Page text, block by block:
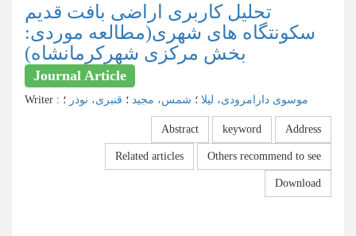
تحلیل کاربری اراضی بافت قدیم
سکونتگاه های شهری(مطالعه موردی:
بخش مرکزی شهرکرمانشاه)
Journal Article
Writer : موسوی دارامرودی، لیلا ؛ شمس، مجید ؛ قنبری، نوذر ؛
Abstract keyword Address
Related articles Others recommend to see
Download